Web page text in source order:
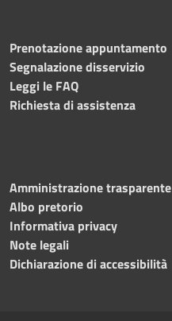
Prenotazione appuntamento
Segnalazione disservizio
Leggi le FAQ
Richiesta di assistenza
Amministrazione trasparente
Albo pretorio
Informativa privacy
Note legali
Dichiarazione di accessibilità